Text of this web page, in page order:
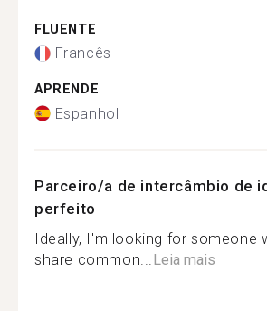
FLUENTE
Francês
APRENDE
Espanhol
Parceiro/a de intercâmbio de
perfeito
Ideally, I'm looking for someone
share common... Leia mais